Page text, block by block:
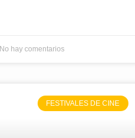
No hay comentarios
FESTIVALES DE CINE